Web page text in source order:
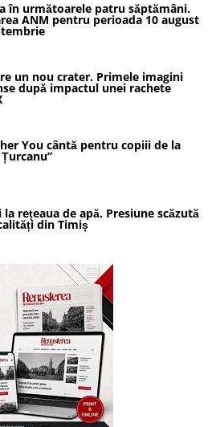
în următoarele patru săptămâni.
ANM pentru perioada 10 august
un nou crater. Primele imagini
după impactul unei rachete
You cântă pentru copiii de la
la rețeaua de apă. Presiune scăzută
din Timiș